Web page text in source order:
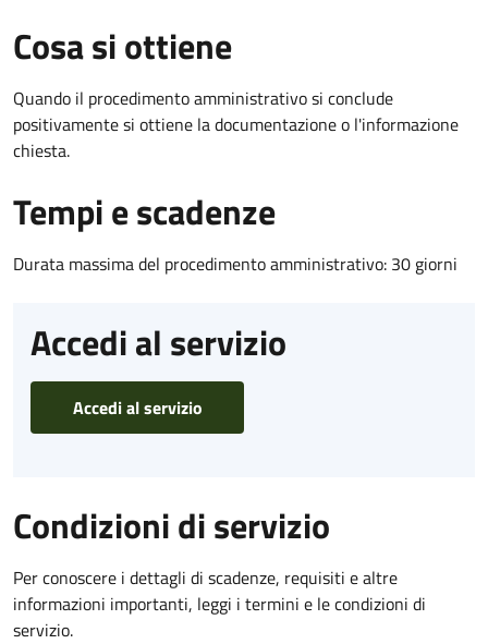
Cosa si ottiene
Quando il procedimento amministrativo si conclude
positivamente si ottiene la documentazione o l'informazione
chiesta.
Tempi e scadenze
Durata massima del procedimento amministrativo: 30 giorni
Accedi al servizio
Accedi al servizio
Condizioni di servizio
Per conoscere i dettagli di scadenze, requisiti e altre
informazioni importanti, leggi i termini e le condizioni di
servizio.